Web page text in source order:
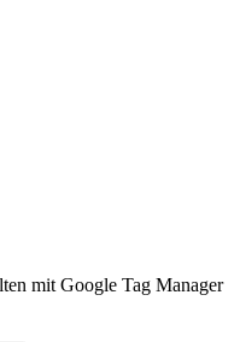
mit Google Tag Manager